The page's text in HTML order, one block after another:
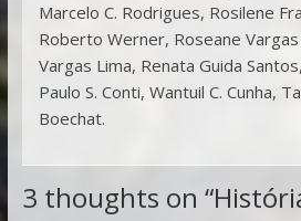
Marcelo C. Rodrigues, Rosilene
Roberto Werner, Roseane
Vargas Lima, Renata Guida
Paulo S. Conti, Wantuil C. Cunha,
Boechat.
3 thoughts on “